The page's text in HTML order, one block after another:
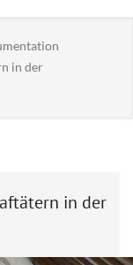
in der
in der